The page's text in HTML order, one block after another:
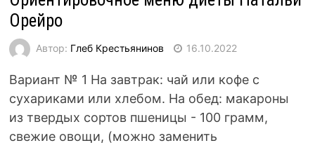
Орейро
Автор: Глеб Крестьянинов 16.10.2022
Вариант № 1 На завтрак: чай или кофе с
сухариками или хлебом. На обед: макароны
из твердых сортов пшеницы - 100 грамм,
свежие овощи, (можно заменить